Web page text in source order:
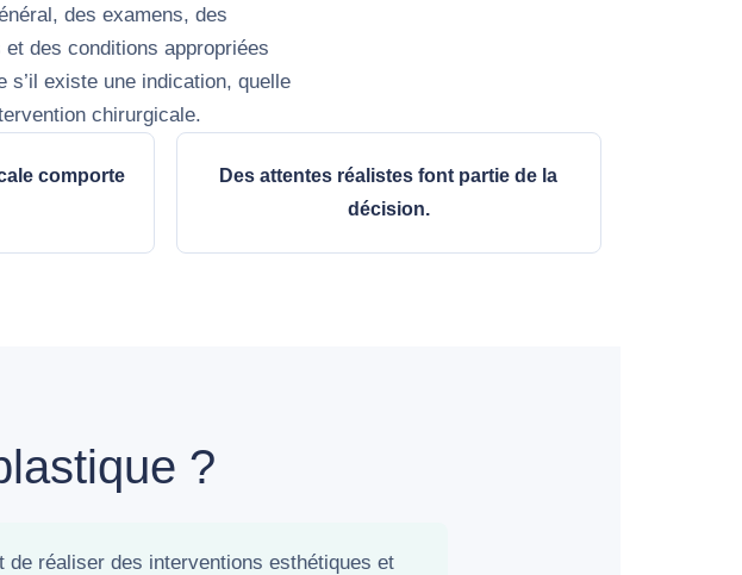
des examens, des
des conditions appropriées
s’il existe une indication, quelle
chirurgicale.
comporte
Des attentes réalistes font partie de la
décision.
?
réaliser des interventions esthétiques et